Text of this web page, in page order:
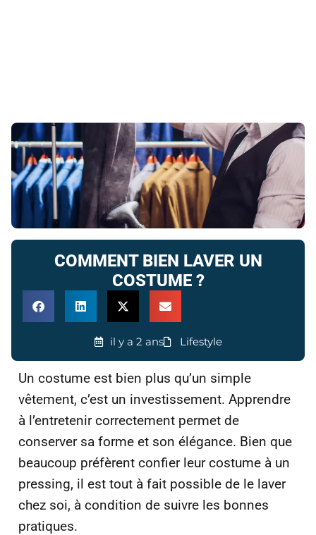
COMMENT BIEN LAVER UN
COSTUME ?
il y a 2 ans Lifestyle
Un costume est bien plus qu’un simple
vêtement, c’est un investissement. Apprendre
à l’entretenir correctement permet de
conserver sa forme et son élégance. Bien que
beaucoup préfèrent confier leur costume à un
pressing, il est tout à fait possible de le laver
chez soi, à condition de suivre les bonnes
pratiques.